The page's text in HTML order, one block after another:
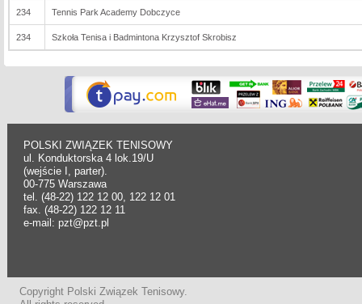
234 Tennis Park Academy Dobczyce
234 Szkoła Tenisa i Badmintona Krzysztof Skrobisz
POLSKI ZWIĄZEK TENISOWY
ul. Konduktorska 4 lok.19/U
(wejście I, parter).
00-775 Warszawa
tel. (48-22) 122 12 00, 122 12 01
fax. (48-22) 122 12 11
e-mail: pzt@pzt.pl
Copyright Polski Związek Tenisowy.